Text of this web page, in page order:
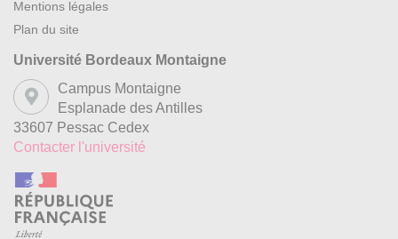
Mentions légales
Plan du site
Université Bordeaux Montaigne
Campus Montaigne
Esplanade des Antilles
33607 Pessac Cedex
Contacter l'université